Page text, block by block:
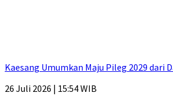
Kaesang Umumkan Maju Pileg 2029 dari
26 Juli 2026 | 15:54 WIB